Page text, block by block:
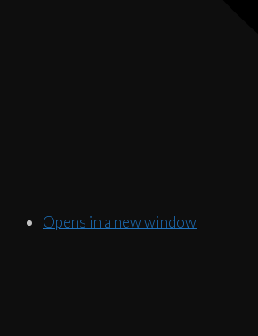
Opens in a new window